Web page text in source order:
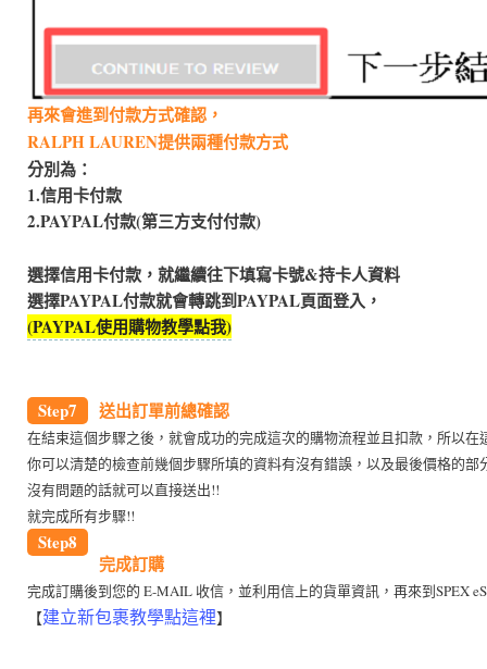
再來會進到付款方式確認，
RALPH LAUREN提供兩種付款方式
分別為：
1.信用卡付款
2.PAYPAL付款(第三方支付付款)
選擇信用卡付款，就繼續往下填寫卡號&持卡人資料
選擇PAYPAL付款就會轉跳到PAYPAL頁面登入，
(PAYPAL使用購物教學點我)
Step7 送出訂單前總確認
在結束這個步驟之後，就會成功的完成這次的購物流程並且扣款，所以在
你可以清楚的檢查前幾個步驟所填的資料有沒有錯誤，以及最後價格的部
沒有問題的話就可以直接送出!!
就完成所有步驟!!
Step8
完成訂購
完成訂購後到您的 E-MAIL 收信，並利用信上的貨單資訊，再來到SPEX
【建立新包裹教學點這裡】